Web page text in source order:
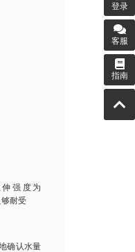
强度为
耐受
确认水量
登录
客服
指南